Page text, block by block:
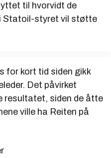
til hvorvidt de
Statoil-styret vil støtte
for kort tid siden gikk
Det påvirket
resultatet, siden de åtte
ville ha Reiten på